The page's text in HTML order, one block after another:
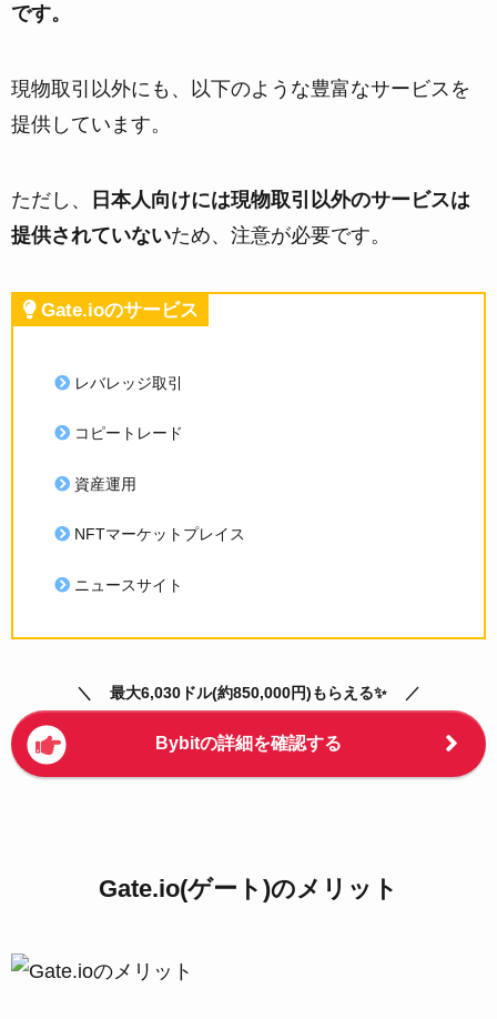
です。
現物取引以外にも、以下のような豊富なサービスを
提供しています。
ただし、
日本人向けには現物取引以外のサービスは
提供されていないため、注意が必要です。
Gate.ioのサービス
レバレッジ取引
コピートレード
資産運用
NFTマーケットプレイス
ニュースサイト
最大6,030ドル(約850,000円)もらえる✨
Bybitの詳細を確認する
Gate.io(ゲート)のメリット